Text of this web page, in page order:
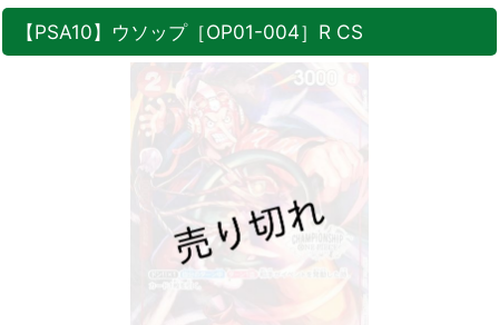
【PSA10】ウソップ［OP01-004］R CS